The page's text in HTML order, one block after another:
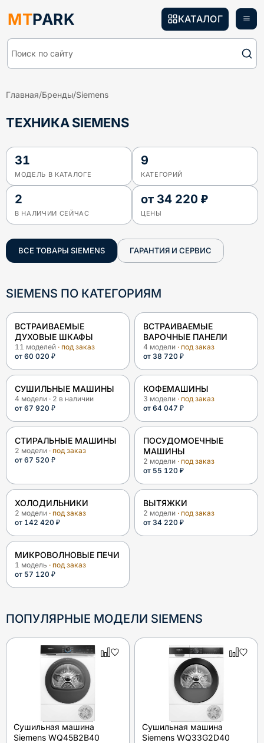
MTPARK
Поиск по сайту
КАТАЛОГ
Главная/Бренды/Siemens
ТЕХНИКА SIEMENS
31
МОДЕЛЬ В КАТАЛОГЕ
9
КАТЕГОРИЙ
2
В НАЛИЧИИ СЕЙЧАС
от 34 220 ₽
ЦЕНЫ
ВСЕ ТОВАРЫ SIEMENS ГАРАНТИЯ И СЕРВИС
SIEMENS ПО КАТЕГОРИЯМ
ВСТРАИВАЕМЫЕ
ДУХОВЫЕ ШКАФЫ
11 моделей · под заказ
от 60 020 ₽
ВСТРАИВАЕМЫЕ
ВАРОЧНЫЕ ПАНЕЛИ
4 модели · под заказ
от 38 720 ₽
СУШИЛЬНЫЕ МАШИНЫ
4 модели · 2 в наличии
от 67 920 ₽
КОФЕМАШИНЫ
3 модели · под заказ
от 64 047 ₽
СТИРАЛЬНЫЕ МАШИНЫ
2 модели · под заказ
от 67 520 ₽
ПОСУДОМОЕЧНЫЕ
МАШИНЫ
2 модели · под заказ
от 55 120 ₽
ХОЛОДИЛЬНИКИ
2 модели · под заказ
от 142 420 ₽
ВЫТЯЖКИ
2 модели · под заказ
от 34 220 ₽
МИКРОВОЛНОВЫЕ ПЕЧИ
1 модель · под заказ
от 57 120 ₽
ПОПУЛЯРНЫЕ МОДЕЛИ SIEMENS
Сушильная машина
Siemens WQ45B2B40
Сушильная машина
Siemens WQ33G2D40